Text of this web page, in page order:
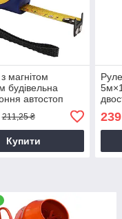
магнітом
будівельна
автостоп
211,25 ₴
Купити
239